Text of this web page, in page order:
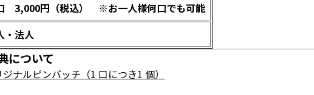
3,000円（税込） ※お一人様何口でも可能
・法人
について
ジナルピンバッチ（1 口につき1 個）